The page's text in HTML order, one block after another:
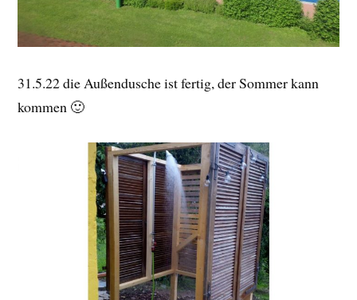
31.5.22 die Außendusche ist fertig, der Sommer kann
kommen 🙂